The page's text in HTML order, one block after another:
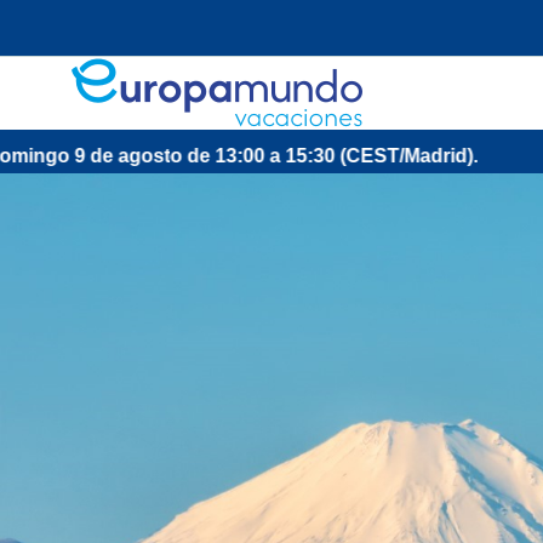
de 13:00 a 15:30 (CEST/Madrid).